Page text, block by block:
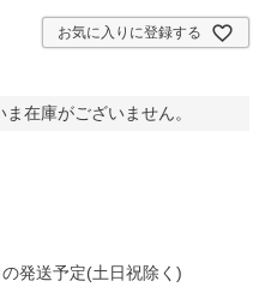
お気に入りに登録する
在庫がございません。
発送予定(土日祝除く)